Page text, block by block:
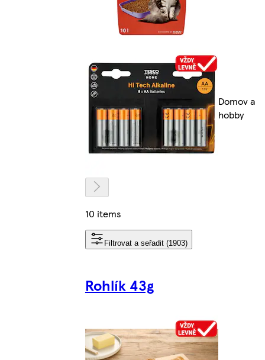
Domov a
hobby
10 items
Filtrovat a seřadit (1903)
Rohlík 43g